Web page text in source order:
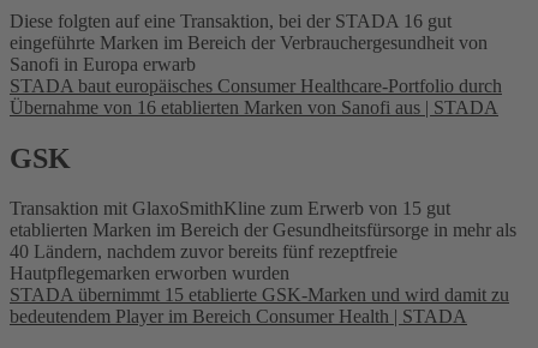
Diese folgten auf eine Transaktion, bei der STADA 16 gut
eingeführte Marken im Bereich der Verbrauchergesundheit von
Sanofi in Europa erwarb
STADA baut europäisches Consumer Healthcare-Portfolio durch
Übernahme von 16 etablierten Marken von Sanofi aus | STADA
GSK
Transaktion mit GlaxoSmithKline zum Erwerb von 15 gut
etablierten Marken im Bereich der Gesundheitsfürsorge in mehr als
40 Ländern, nachdem zuvor bereits fünf rezeptfreie
Hautpflegemarken erworben wurden
STADA übernimmt 15 etablierte GSK-Marken und wird damit zu
bedeutendem Player im Bereich Consumer Health | STADA